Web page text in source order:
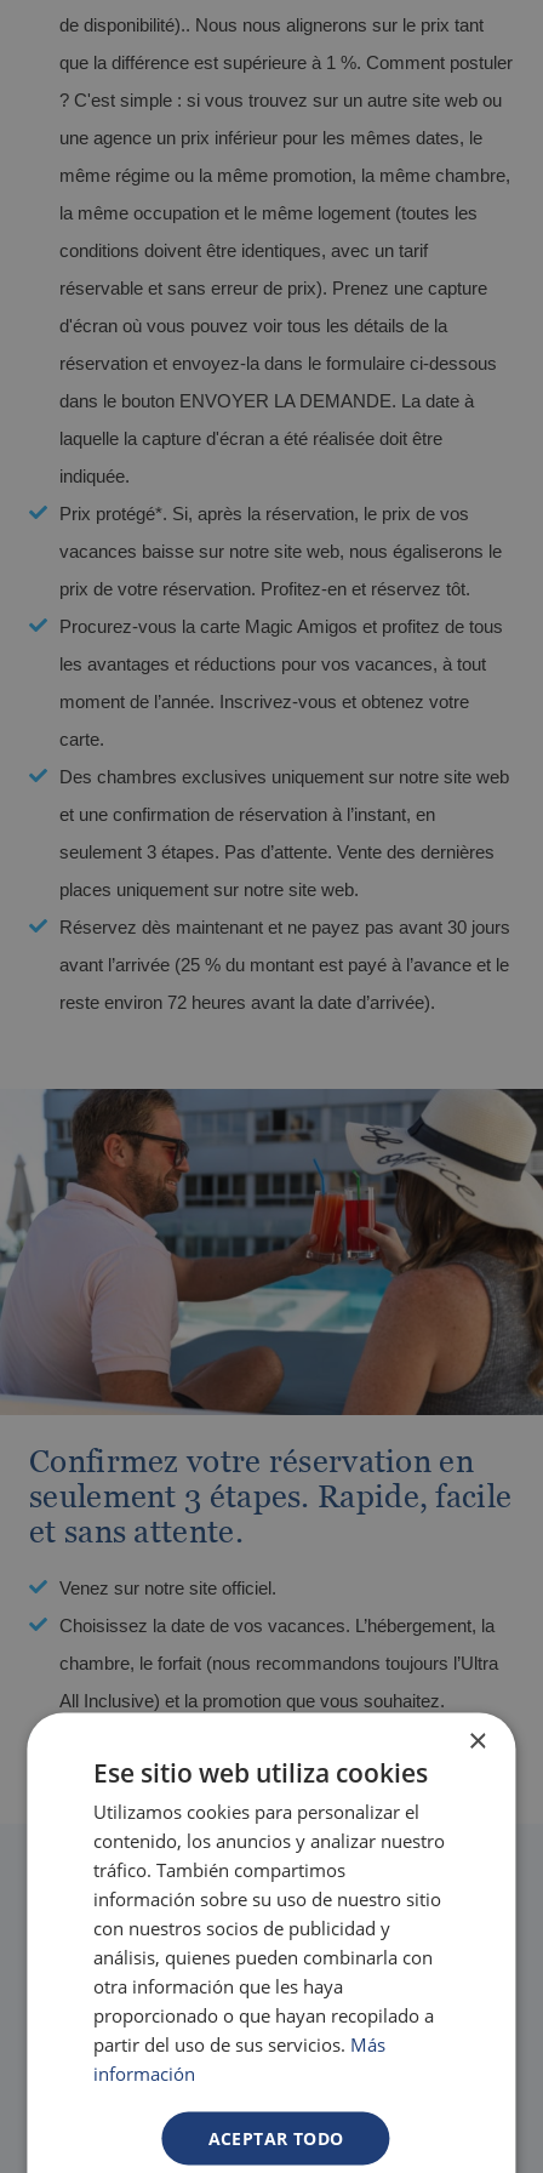
VILLAREAL
très particulier.
Profitez du spectacle du Défi médiéval à
côté de Benidorm
monoparentales
Les meilleurs hôtels de Benidorm pour les
Les meilleurs hôtels sans gluten de la Costa
Blanca
Les meilleurs hôtels pour les personnes
ayant des besoins spéciaux à Benidorm
Les meilleurs hôtels pour enfants à
Benidorm
de disponibilité).. Nous nous alignerons sur le prix tant
que la différence est supérieure à 1 %. Comment postuler
? C'est simple : si vous trouvez sur un autre site web ou
une agence un prix inférieur pour les mêmes dates, le
même régime ou la même promotion, la même chambre,
la même occupation et le même logement (toutes les
conditions doivent être identiques, avec un tarif
réservable et sans erreur de prix). Prenez une capture
d'écran où vous pouvez voir tous les détails de la
réservation et envoyez-la dans le formulaire ci-dessous
dans le bouton ENVOYER LA DEMANDE. La date à
laquelle la capture d'écran a été réalisée doit être
indiquée.
Prix protégé*. Si, après la réservation, le prix de vos
vacances baisse sur notre site web, nous égaliserons le
prix de votre réservation. Profitez-en et réservez tôt.
Procurez-vous la carte Magic Amigos et profitez de tous
les avantages et réductions pour vos vacances, à tout
moment de l’année. Inscrivez-vous et obtenez votre
carte.
Des chambres exclusives uniquement sur notre site web
et une confirmation de réservation à l’instant, en
seulement 3 étapes. Pas d’attente. Vente des dernières
places uniquement sur notre site web.
Réservez dès maintenant et ne payez pas avant 30 jours
avant l’arrivée (25 % du montant est payé à l’avance et le
reste environ 72 heures avant la date d’arrivée).
Confirmez votre réservation en
seulement 3 étapes. Rapide, facile
et sans attente.
Venez sur notre site officiel.
Choisissez la date de vos vacances. L’hébergement, la
chambre, le forfait (nous recommandons toujours l’Ultra
All Inclusive) et la promotion que vous souhaitez.
réservation. Votre hébergement Magic vous attend !
En outre, si vous restez avec
Magic, nous vous offrons :
×
Ese sitio web utiliza cookies
Utilizamos cookies para personalizar el
contenido, los anuncios y analizar nuestro
tráfico. También compartimos
información sobre su uso de nuestro sitio
con nuestros socios de publicidad y
análisis, quienes pueden combinarla con
otra información que les haya
proporcionado o que hayan recopilado a
partir del uso de sus servicios. Más
información
ACEPTAR TODO